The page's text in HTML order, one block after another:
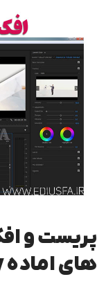
پریست و
های اماده Infinity